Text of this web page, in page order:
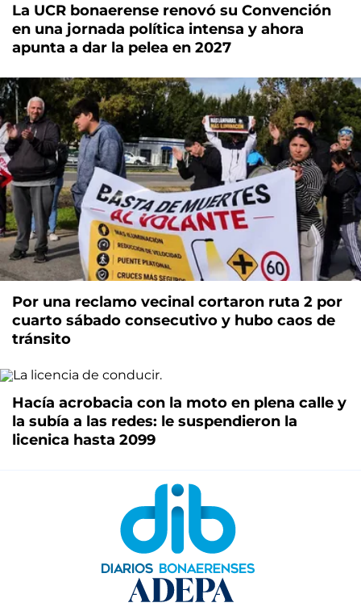
La UCR bonaerense renovó su Convención
en una jornada política intensa y ahora
apunta a dar la pelea en 2027
Por una reclamo vecinal cortaron ruta 2 por
cuarto sábado consecutivo y hubo caos de
tránsito
Hacía acrobacia con la moto en plena calle y
la subía a las redes: le suspendieron la
licenica hasta 2099